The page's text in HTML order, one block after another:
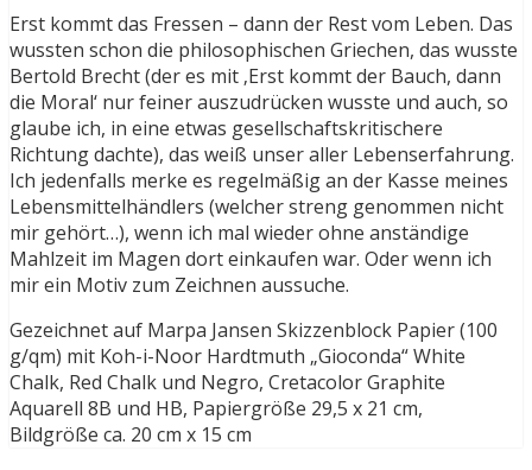
Erst kommt das Fressen – dann der Rest vom Leben. Das
wussten schon die philosophischen Griechen, das wusste
Bertold Brecht (der es mit ‚Erst kommt der Bauch, dann
die Moral‘ nur feiner auszudrücken wusste und auch, so
glaube ich, in eine etwas gesellschaftskritischere
Richtung dachte), das weiß unser aller Lebenserfahrung.
Ich jedenfalls merke es regelmäßig an der Kasse meines
Lebensmittelhändlers (welcher streng genommen nicht
mir gehört…), wenn ich mal wieder ohne anständige
Mahlzeit im Magen dort einkaufen war. Oder wenn ich
mir ein Motiv zum Zeichnen aussuche.
Gezeichnet auf Marpa Jansen Skizzenblock Papier (100
g/qm) mit Koh-i-Noor Hardtmuth „Gioconda“ White
Chalk, Red Chalk und Negro, Cretacolor Graphite
Aquarell 8B und HB, Papiergröße 29,5 x 21 cm,
Bildgröße ca. 20 cm x 15 cm